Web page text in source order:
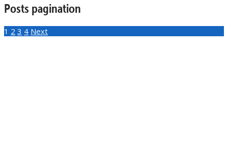
Posts pagination
1 2 3 4 Next